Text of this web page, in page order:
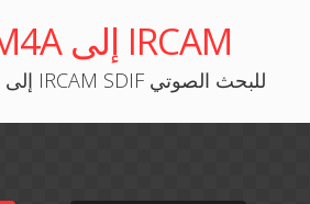
محوّل M4A إلى IRCAM
حوّل M4A إلى تنسيق IRCAM SDIF للبحث الصوتي